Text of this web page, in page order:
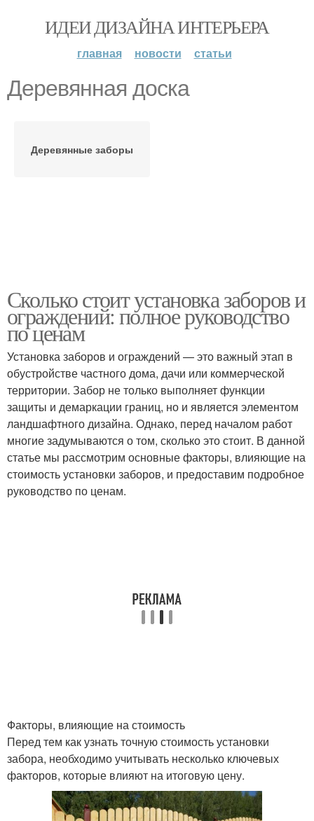
ИДЕИ ДИЗАЙНА ИНТЕРЬЕРА
главная новости статьи
Деревянная доска
Деревянные заборы
Сколько стоит установка заборов и
ограждений: полное руководство
по ценам
Установка заборов и ограждений — это важный этап в
обустройстве частного дома, дачи или коммерческой
территории. Забор не только выполняет функции
защиты и демаркации границ, но и является элементом
ландшафтного дизайна. Однако, перед началом работ
многие задумываются о том, сколько это стоит. В данной
статье мы рассмотрим основные факторы, влияющие на
стоимость установки заборов, и предоставим подробное
руководство по ценам.
Факторы, влияющие на стоимость
Перед тем как узнать точную стоимость установки
забора, необходимо учитывать несколько ключевых
факторов, которые влияют на итоговую цену.